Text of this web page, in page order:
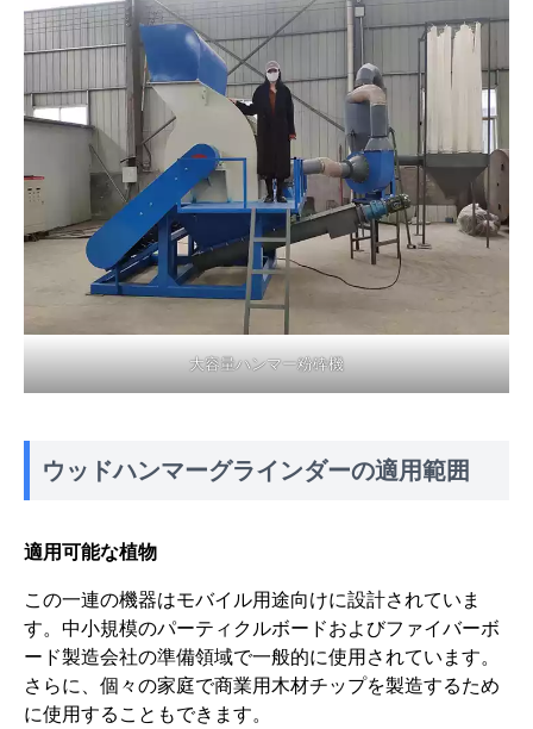
大容量ハンマー粉砕機
ウッドハンマーグラインダーの適用範囲
適用可能な植物
この一連の機器はモバイル用途向けに設計されていま
す。中小規模のパーティクルボードおよびファイバーボ
ード製造会社の準備領域で一般的に使用されています。
さらに、個々の家庭で商業用木材チップを製造するため
に使用することもできます。